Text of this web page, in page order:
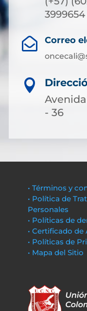
3999654
 Correo

- 36
• Términos y
• Política de
Personales
• Políticas de
• Certificado
• Políticas de
• Mapa del Sitio